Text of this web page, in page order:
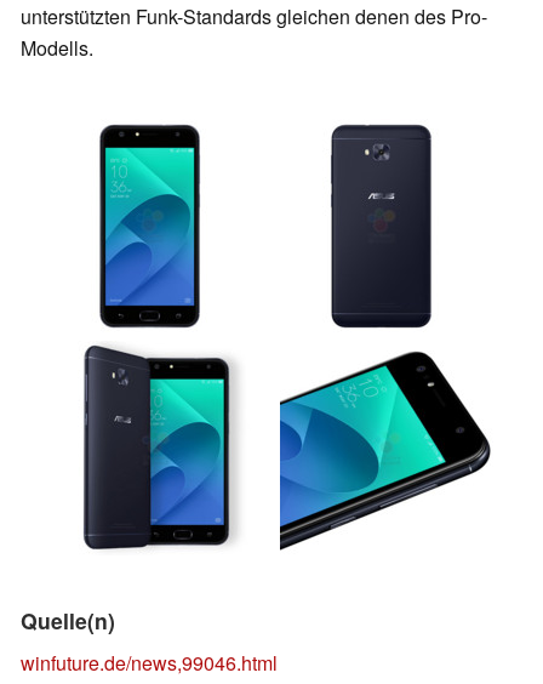
unterstützten Funk-Standards gleichen denen des Pro-
Modells.
Quelle(n)
winfuture.de/news,99046.html